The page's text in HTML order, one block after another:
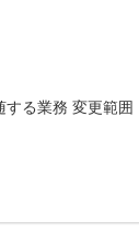
る業務 変更範囲